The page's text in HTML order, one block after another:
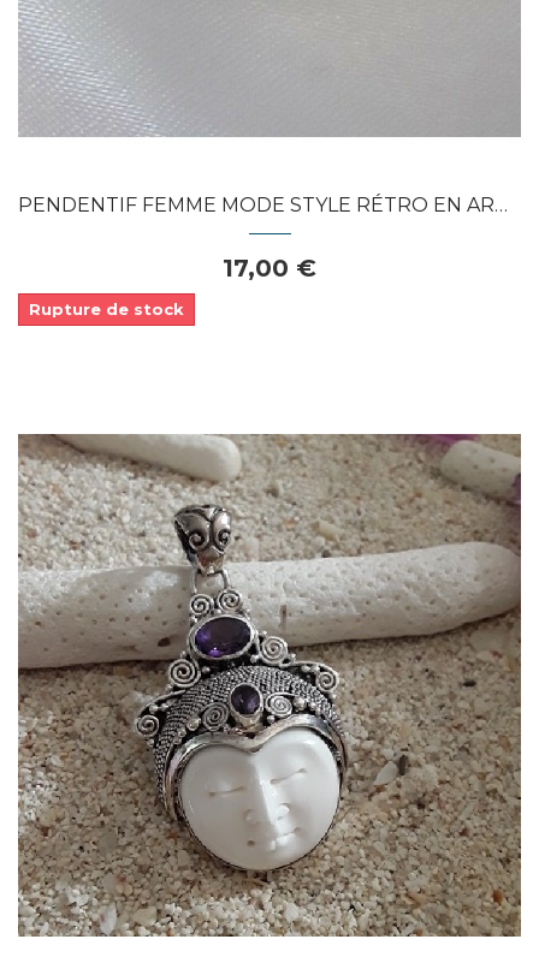
PENDENTIF FEMME MODE STYLE RÉTRO EN ARGENT...
17,00 €
Rupture de stock
Dans mon panier
APERÇU RAPIDE